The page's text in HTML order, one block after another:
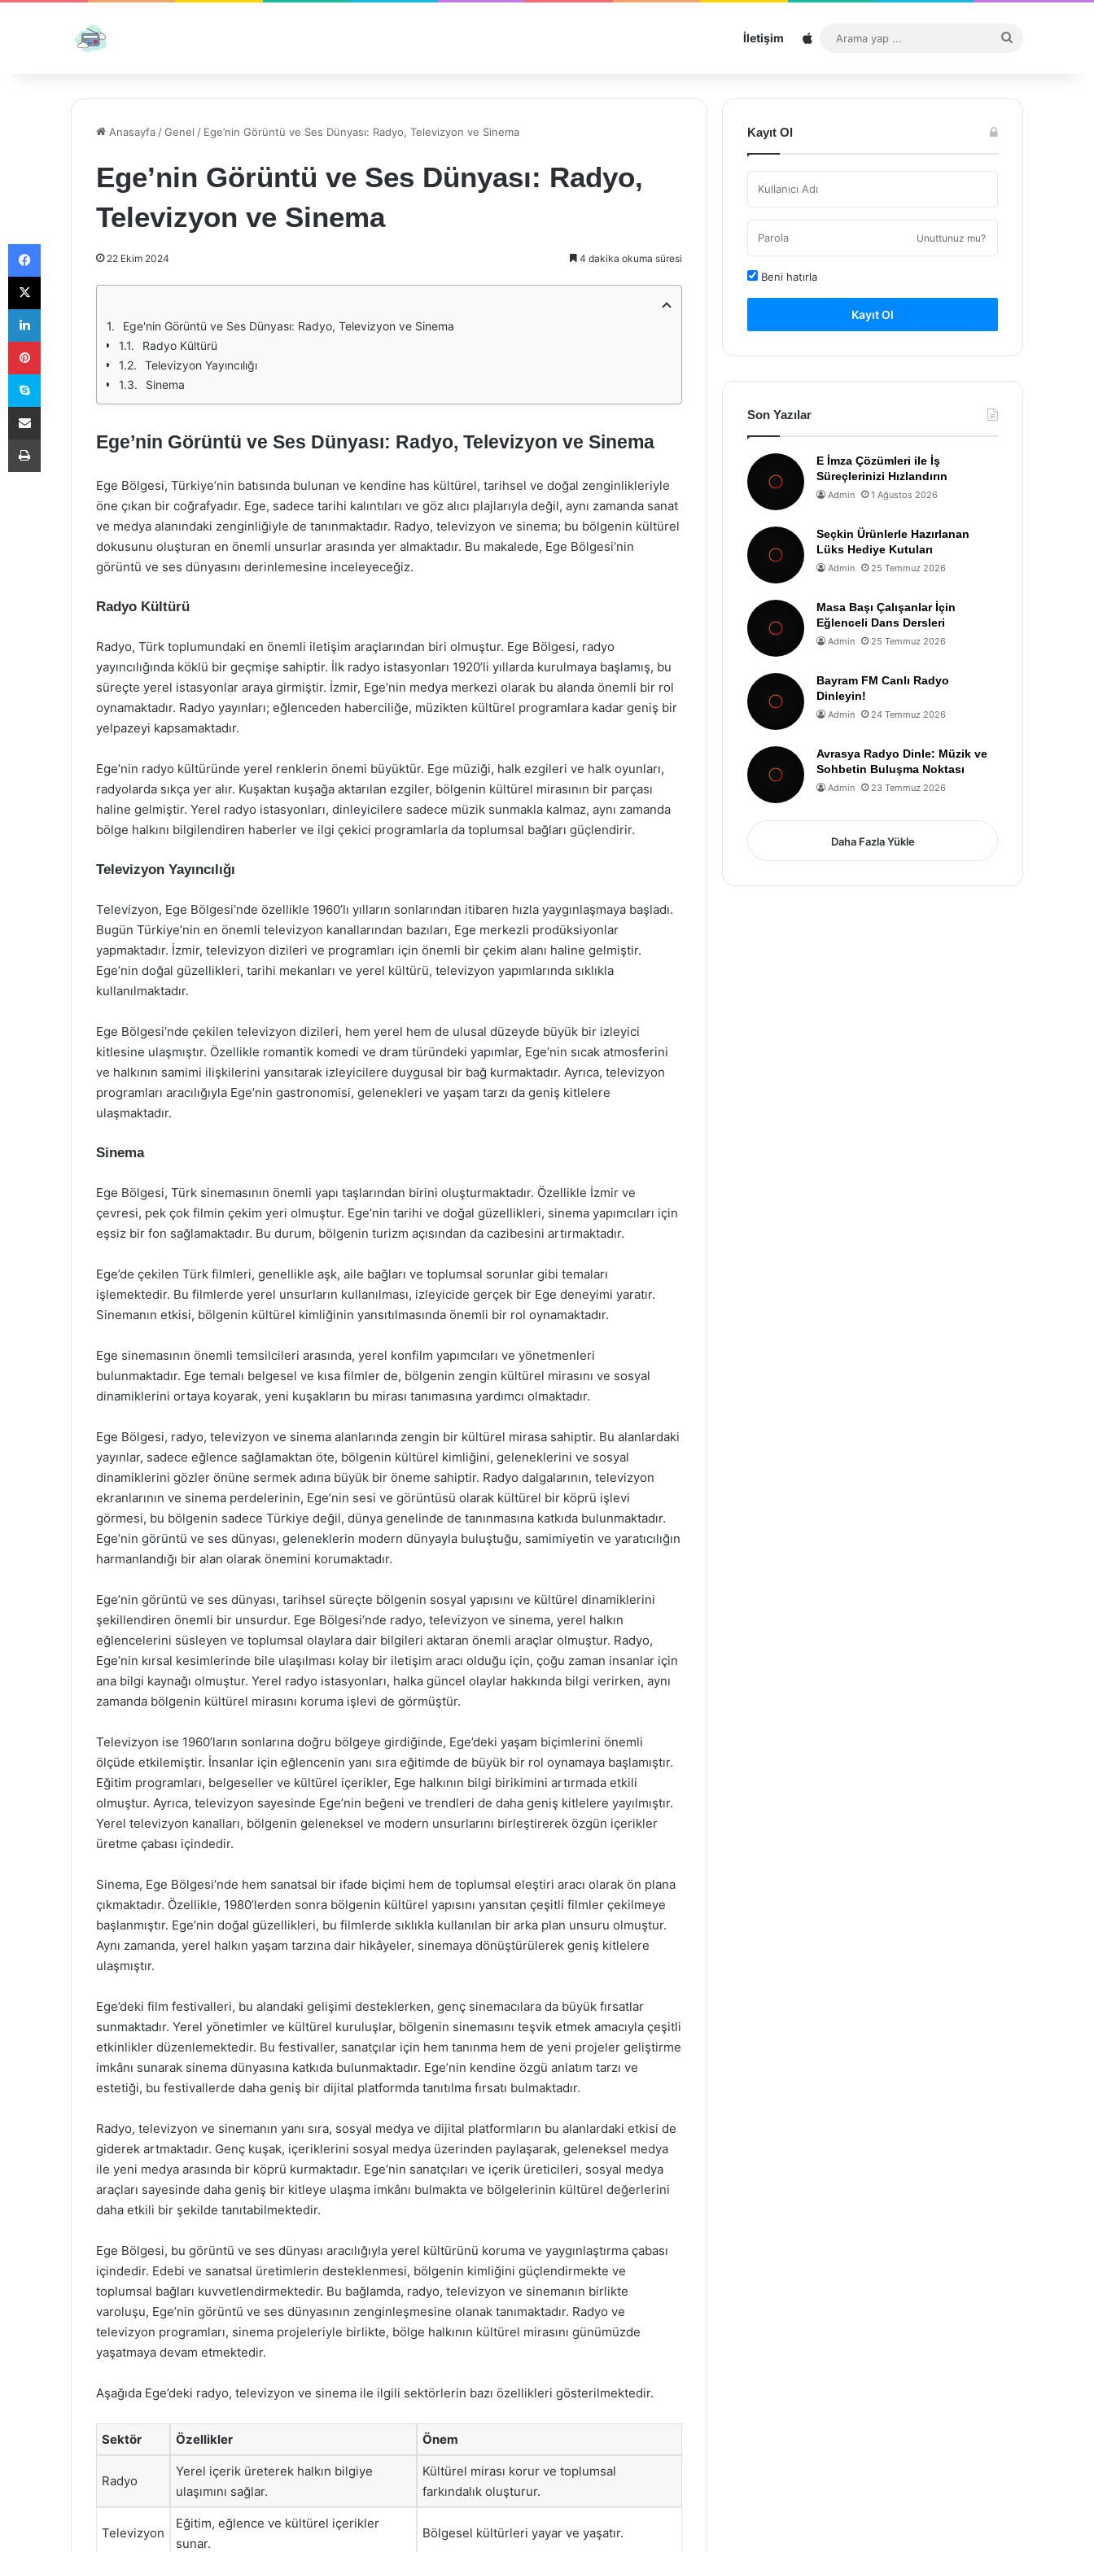
İletişim Sitemap
...
Anasayfa /Genel / Ege’nin Görüntü ve Ses Dünyası: Radyo, Televizyon ve Sinema
Ege’nin Görüntü ve Ses Dünyası: Radyo,
Televizyon ve Sinema
22 Ekim 2024 4 dakika okuma süresi
Ege'nin Görüntü ve Ses Dünyası: Radyo, Televizyon ve Sinema
Radyo Kültürü
Televizyon Yayıncılığı
Sinema
Ege’nin Görüntü ve Ses Dünyası: Radyo, Televizyon ve Sinema
Ege Bölgesi, Türkiye’nin batısında bulunan ve kendine has kültürel, tarihsel ve doğal zenginlikleriyle
öne çıkan bir coğrafyadır. Ege, sadece tarihi kalıntıları ve göz alıcı plajlarıyla değil, aynı zamanda sanat
ve medya alanındaki zenginliğiyle de tanınmaktadır. Radyo, televizyon ve sinema; bu bölgenin kültürel
dokusunu oluşturan en önemli unsurlar arasında yer almaktadır. Bu makalede, Ege Bölgesi’nin
görüntü ve ses dünyasını derinlemesine inceleyeceğiz.
Radyo Kültürü
Radyo, Türk toplumundaki en önemli iletişim araçlarından biri olmuştur. Ege Bölgesi, radyo
yayıncılığında köklü bir geçmişe sahiptir. İlk radyo istasyonları 1920’li yıllarda kurulmaya başlamış, bu
süreçte yerel istasyonlar araya girmiştir. İzmir, Ege’nin medya merkezi olarak bu alanda önemli bir rol
oynamaktadır. Radyo yayınları; eğlenceden haberciliğe, müzikten kültürel programlara kadar geniş bir
yelpazeyi kapsamaktadır.
Ege’nin radyo kültüründe yerel renklerin önemi büyüktür. Ege müziği, halk ezgileri ve halk oyunları,
radyolarda sıkça yer alır. Kuşaktan kuşağa aktarılan ezgiler, bölgenin kültürel mirasının bir parçası
haline gelmiştir. Yerel radyo istasyonları, dinleyicilere sadece müzik sunmakla kalmaz, aynı zamanda
bölge halkını bilgilendiren haberler ve ilgi çekici programlarla da toplumsal bağları güçlendirir.
Televizyon Yayıncılığı
Televizyon, Ege Bölgesi’nde özellikle 1960’lı yılların sonlarından itibaren hızla yaygınlaşmaya başladı.
Bugün Türkiye’nin en önemli televizyon kanallarından bazıları, Ege merkezli prodüksiyonlar
yapmaktadır. İzmir, televizyon dizileri ve programları için önemli bir çekim alanı haline gelmiştir.
Ege’nin doğal güzellikleri, tarihi mekanları ve yerel kültürü, televizyon yapımlarında sıklıkla
kullanılmaktadır.
Ege Bölgesi’nde çekilen televizyon dizileri, hem yerel hem de ulusal düzeyde büyük bir izleyici
kitlesine ulaşmıştır. Özellikle romantik komedi ve dram türündeki yapımlar, Ege’nin sıcak atmosferini
ve halkının samimi ilişkilerini yansıtarak izleyicilere duygusal bir bağ kurmaktadır. Ayrıca, televizyon
programları aracılığıyla Ege’nin gastronomisi, gelenekleri ve yaşam tarzı da geniş kitlelere
ulaşmaktadır.
Sinema
Ege Bölgesi, Türk sinemasının önemli yapı taşlarından birini oluşturmaktadır. Özellikle İzmir ve
çevresi, pek çok filmin çekim yeri olmuştur. Ege’nin tarihi ve doğal güzellikleri, sinema yapımcıları için
eşsiz bir fon sağlamaktadır. Bu durum, bölgenin turizm açısından da cazibesini artırmaktadır.
Ege’de çekilen Türk filmleri, genellikle aşk, aile bağları ve toplumsal sorunlar gibi temaları
işlemektedir. Bu filmlerde yerel unsurların kullanılması, izleyicide gerçek bir Ege deneyimi yaratır.
Sinemanın etkisi, bölgenin kültürel kimliğinin yansıtılmasında önemli bir rol oynamaktadır.
Ege sinemasının önemli temsilcileri arasında, yerel konfilm yapımcıları ve yönetmenleri
bulunmaktadır. Ege temalı belgesel ve kısa filmler de, bölgenin zengin kültürel mirasını ve sosyal
dinamiklerini ortaya koyarak, yeni kuşakların bu mirası tanımasına yardımcı olmaktadır.
Ege Bölgesi, radyo, televizyon ve sinema alanlarında zengin bir kültürel mirasa sahiptir. Bu alanlardaki
yayınlar, sadece eğlence sağlamaktan öte, bölgenin kültürel kimliğini, geleneklerini ve sosyal
dinamiklerini gözler önüne sermek adına büyük bir öneme sahiptir. Radyo dalgalarının, televizyon
ekranlarının ve sinema perdelerinin, Ege’nin sesi ve görüntüsü olarak kültürel bir köprü işlevi
görmesi, bu bölgenin sadece Türkiye değil, dünya genelinde de tanınmasına katkıda bulunmaktadır.
Ege’nin görüntü ve ses dünyası, geleneklerin modern dünyayla buluştuğu, samimiyetin ve yaratıcılığın
harmanlandığı bir alan olarak önemini korumaktadır.
Ege’nin görüntü ve ses dünyası, tarihsel süreçte bölgenin sosyal yapısını ve kültürel dinamiklerini
şekillendiren önemli bir unsurdur. Ege Bölgesi’nde radyo, televizyon ve sinema, yerel halkın
eğlencelerini süsleyen ve toplumsal olaylara dair bilgileri aktaran önemli araçlar olmuştur. Radyo,
Ege’nin kırsal kesimlerinde bile ulaşılması kolay bir iletişim aracı olduğu için, çoğu zaman insanlar için
ana bilgi kaynağı olmuştur. Yerel radyo istasyonları, halka güncel olaylar hakkında bilgi verirken, aynı
zamanda bölgenin kültürel mirasını koruma işlevi de görmüştür.
Televizyon ise 1960’ların sonlarına doğru bölgeye girdiğinde, Ege’deki yaşam biçimlerini önemli
ölçüde etkilemiştir. İnsanlar için eğlencenin yanı sıra eğitimde de büyük bir rol oynamaya başlamıştır.
Eğitim programları, belgeseller ve kültürel içerikler, Ege halkının bilgi birikimini artırmada etkili
olmuştur. Ayrıca, televizyon sayesinde Ege’nin beğeni ve trendleri de daha geniş kitlelere yayılmıştır.
Yerel televizyon kanalları, bölgenin geleneksel ve modern unsurlarını birleştirerek özgün içerikler
üretme çabası içindedir.
Sinema, Ege Bölgesi’nde hem sanatsal bir ifade biçimi hem de toplumsal eleştiri aracı olarak ön plana
çıkmaktadır. Özellikle, 1980’lerden sonra bölgenin kültürel yapısını yansıtan çeşitli filmler çekilmeye
başlanmıştır. Ege’nin doğal güzellikleri, bu filmlerde sıklıkla kullanılan bir arka plan unsuru olmuştur.
Aynı zamanda, yerel halkın yaşam tarzına dair hikâyeler, sinemaya dönüştürülerek geniş kitlelere
ulaşmıştır.
Ege’deki film festivalleri, bu alandaki gelişimi desteklerken, genç sinemacılara da büyük fırsatlar
sunmaktadır. Yerel yönetimler ve kültürel kuruluşlar, bölgenin sinemasını teşvik etmek amacıyla çeşitli
etkinlikler düzenlemektedir. Bu festivaller, sanatçılar için hem tanınma hem de yeni projeler geliştirme
imkânı sunarak sinema dünyasına katkıda bulunmaktadır. Ege’nin kendine özgü anlatım tarzı ve
estetiği, bu festivallerde daha geniş bir dijital platformda tanıtılma fırsatı bulmaktadır.
Radyo, televizyon ve sinemanın yanı sıra, sosyal medya ve dijital platformların bu alanlardaki etkisi de
giderek artmaktadır. Genç kuşak, içeriklerini sosyal medya üzerinden paylaşarak, geleneksel medya
ile yeni medya arasında bir köprü kurmaktadır. Ege’nin sanatçıları ve içerik üreticileri, sosyal medya
araçları sayesinde daha geniş bir kitleye ulaşma imkânı bulmakta ve bölgelerinin kültürel değerlerini
daha etkili bir şekilde tanıtabilmektedir.
Ege Bölgesi, bu görüntü ve ses dünyası aracılığıyla yerel kültürünü koruma ve yaygınlaştırma çabası
içindedir. Edebi ve sanatsal üretimlerin desteklenmesi, bölgenin kimliğini güçlendirmekte ve
toplumsal bağları kuvvetlendirmektedir. Bu bağlamda, radyo, televizyon ve sinemanın birlikte
varoluşu, Ege’nin görüntü ve ses dünyasının zenginleşmesine olanak tanımaktadır. Radyo ve
televizyon programları, sinema projeleriyle birlikte, bölge halkının kültürel mirasını günümüzde
yaşatmaya devam etmektedir.
Aşağıda Ege’deki radyo, televizyon ve sinema ile ilgili sektörlerin bazı özellikleri gösterilmektedir.
Sektör Özellikler Önem
Radyo
Yerel içerik üreterek halkın bilgiye
ulaşımını sağlar.
Kültürel mirası korur ve toplumsal
farkındalık oluşturur.
Televizyon
Eğitim, eğlence ve kültürel içerikler
sunar.
Bölgesel kültürleri yayar ve yaşatır.
Kayıt Ol
Unuttunuz mu?
Beni hatırla
Kayıt Ol
Son Yazılar
E İmza Çözümleri ile İş
Süreçlerinizi Hızlandırın
Admin 1 Ağustos 2026
Seçkin Ürünlerle Hazırlanan
Lüks Hediye Kutuları
Admin 25 Temmuz 2026
Masa Başı Çalışanlar İçin
Eğlenceli Dans Dersleri
Admin 25 Temmuz 2026
Bayram FM Canlı Radyo
Dinleyin!
Admin 24 Temmuz 2026
Avrasya Radyo Dinle: Müzik ve
Sohbetin Buluşma Noktası
Admin 23 Temmuz 2026
Daha Fazla Yükle
Facebook
X
LinkedIn
Pinterest
Skype
E-Posta ile paylaş